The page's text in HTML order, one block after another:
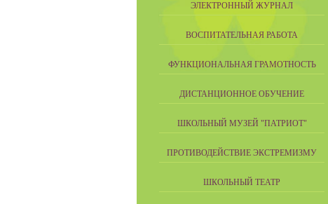
ЭЛЕКТРОННЫЙ ЖУРНАЛ
ВОСПИТАТЕЛЬНАЯ РАБОТА
ФУНКЦИОНАЛЬНАЯ ГРАМОТНОСТЬ
ДИСТАНЦИОННОЕ ОБУЧЕНИЕ
ШКОЛЬНЫЙ МУЗЕЙ "ПАТРИОТ"
ПРОТИВОДЕЙСТВИЕ ЭКСТРЕМИЗМУ
ШКОЛЬНЫЙ ТЕАТР